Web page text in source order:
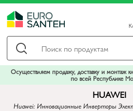
Осуществляем продажу, доставку и монтаж
по всей Республике
HUAWEI
Huawei: Инновационные Инверторы